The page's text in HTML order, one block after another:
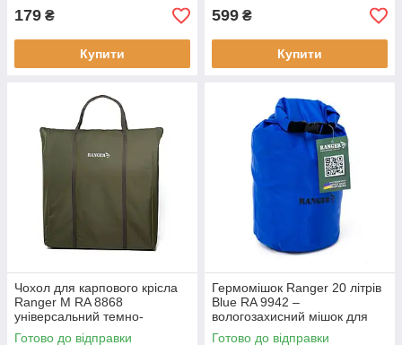
179 ₴
Купити
599 ₴
Купити
Чохол для карпового крісла
Ranger M RA 8868
універсальний темно-
оливковий Oxford 600D
Готово до відправки
Гермомішок Ranger 20 літрів
Blue RA 9942 –
вологозахисний мішок для
спорядження поліестер 210Т
Готово до відправки